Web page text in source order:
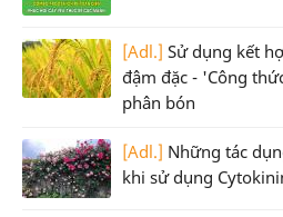
[Adl.] Sử dụng kết
đậm đặc - 'Công
phân bón
[Adl.] Những tác
khi sử dụng